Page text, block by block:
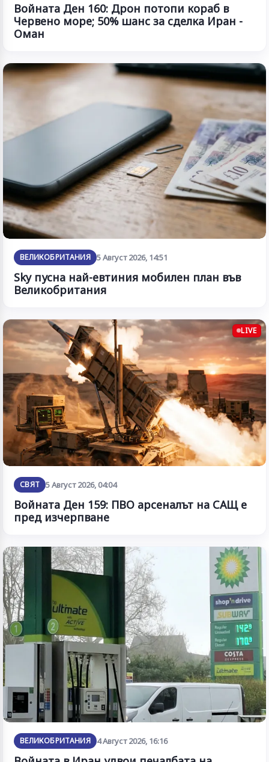
Войната Ден 160: Дрон потопи кораб в
Червено море; 50% шанс за сделка Иран -
Оман
ВЕЛИКОБРИТАНИЯ 5 Август 2026, 14:51
Sky пусна най-евтиния мобилен план във
Великобритания
LIVE
СВЯТ 5 Август 2026, 04:04
Войната Ден 159: ПВО арсеналът на САЩ е
пред изчерпване
ВЕЛИКОБРИТАНИЯ 4 Август 2026, 16:16